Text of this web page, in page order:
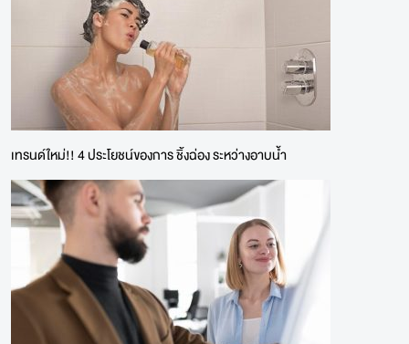
เทรนด์ใหม่!! 4 ประโยชน์ของการ ชิ้งฉ่อง ระหว่างอาบน้ำ